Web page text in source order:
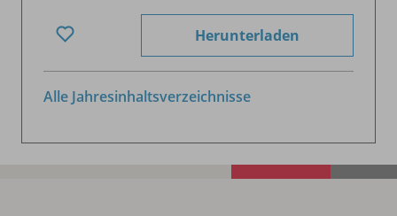
Herunterladen
Alle Jahresinhaltsverzeichnisse